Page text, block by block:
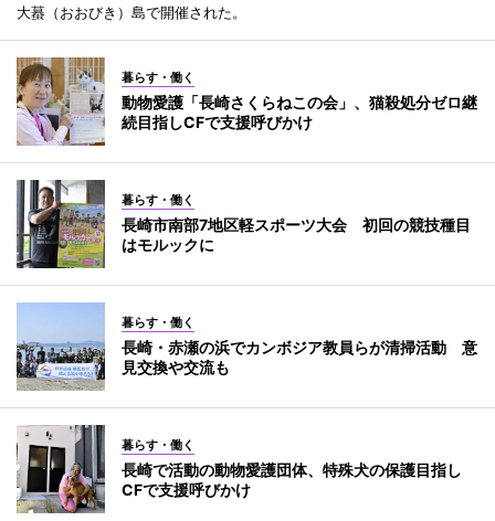
大蟇（おおびき）島で開催された。
暮らす・働く
動物愛護「長崎さくらねこの会」、猫殺処分ゼロ継
続目指しCFで支援呼びかけ
暮らす・働く
長崎市南部7地区軽スポーツ大会 初回の競技種目
はモルックに
暮らす・働く
長崎・赤瀬の浜でカンボジア教員らが清掃活動 意
見交換や交流も
暮らす・働く
長崎で活動の動物愛護団体、特殊犬の保護目指し
CFで支援呼びかけ